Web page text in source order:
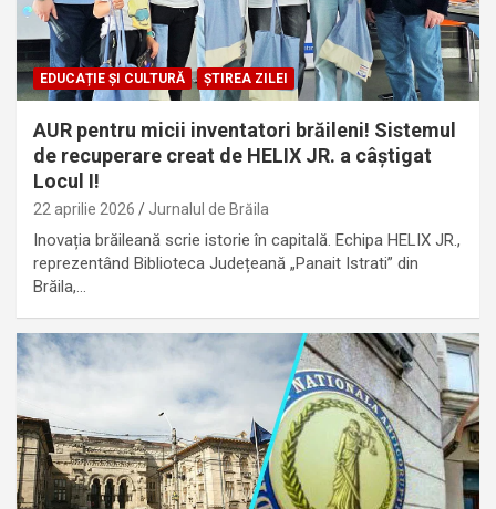
EDUCAȚIE ȘI CULTURĂ ȘTIREA ZILEI
AUR pentru micii inventatori brăileni! Sistemul
de recuperare creat de HELIX JR. a câștigat
Locul I!
22 aprilie 2026 Jurnalul de Brăila
Inovația brăileană scrie istorie în capitală. Echipa HELIX JR.,
reprezentând Biblioteca Județeană „Panait Istrati” din
Brăila,…